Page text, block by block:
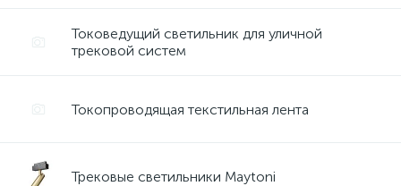
Токоведущий светильник для уличной
трековой систем
Токопроводящая текстильная лента
Трековые светильники Maytoni